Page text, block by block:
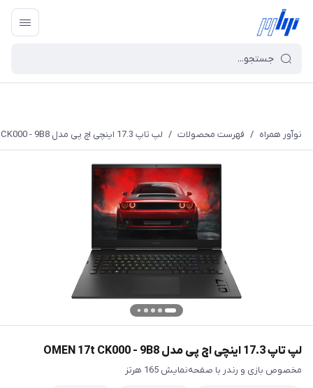
نوآور همراه / فهرست محصولات / لپ تاپ 17.3 اینچی اچ پی مدل OMEN 17t CK000 - 9B8
لپ تاپ 17.3 اینچی اچ پی مدل OMEN 17t CK000 - 9B8
مخصوص بازی و رندر با صفحه‌‌نمایش 165 هرتز